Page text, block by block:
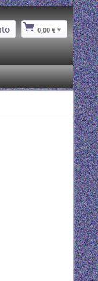
0,00 € *